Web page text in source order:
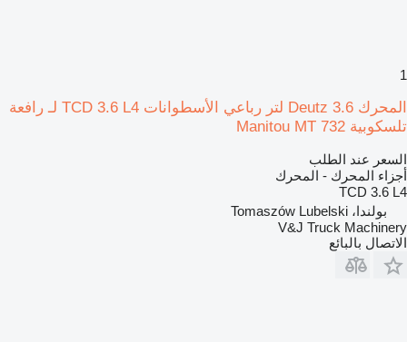
1
المحرك Deutz 3.6 لتر رباعي الأسطوانات TCD 3.6 L4 لـ رافعة
تلسكوبية Manitou MT 732
السعر عند الطلب
أجزاء المحرك - المحرك
TCD 3.6 L4
بولندا، Tomaszów Lubelski
V&J Truck Machinery
الاتصال بالبائع